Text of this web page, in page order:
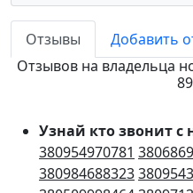
Отзывы
Добавить
Отзывов на владельца
Узнай кто звонит с
380954970781
380984688323